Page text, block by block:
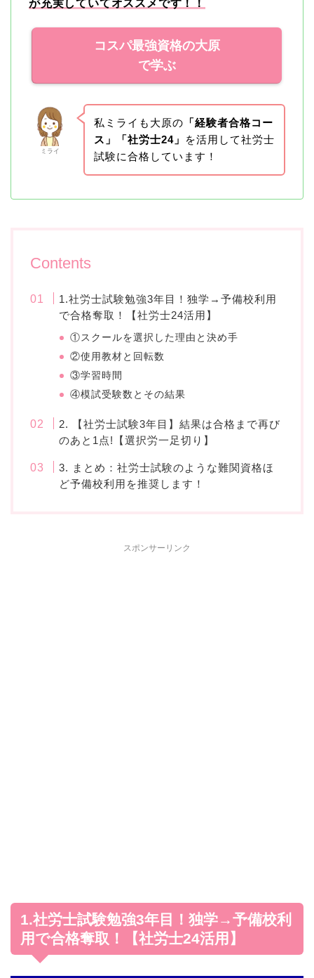
が充実していてオススメです！！
コスパ最強資格の大原
で学ぶ
ミライ
私ミライも大原の 「経験者合格コー
ス」「社労士24」
を活用して社労士
試験に合格しています！
Contents
1.社労士試験勉強3年目！独学→予備校利用
で合格奪取！【社労士24活用】
①スクールを選択した理由と決め手
②使用教材と回転数
③学習時間
④模試受験数とその結果
2. 【社労士試験3年目】結果は合格まで再び
のあと1点!【選択労一足切り】
3. まとめ：社労士試験のような難関資格ほ
ど予備校利用を推奨します！
スポンサーリンク
1.社労士試験勉強3年目！独学→予備校利
用で合格奪取！【社労士24活用】